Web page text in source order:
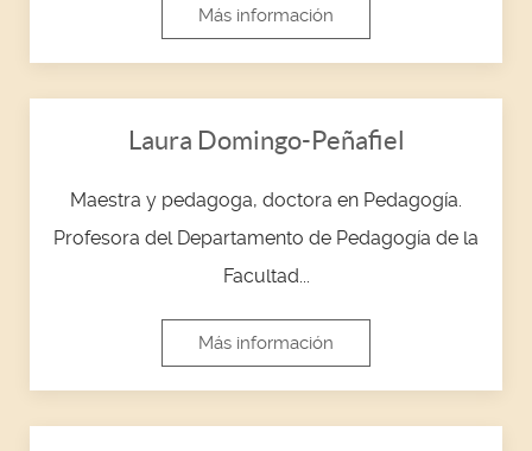
Más información
Laura Domingo-Peñafiel
Maestra y pedagoga, doctora en Pedagogía.
Profesora del Departamento de Pedagogía de la
Facultad...
Más información